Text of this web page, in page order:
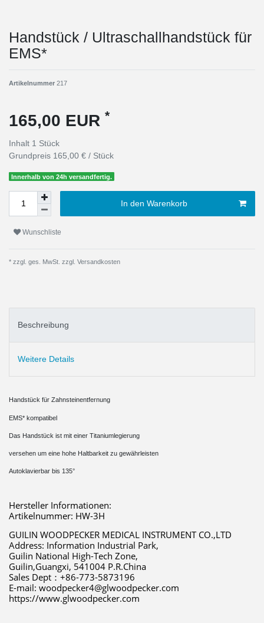
Handstück / Ultraschallhandstück für
EMS*
Artikelnummer 217
165,00 EUR *
Inhalt 1 Stück
Grundpreis 165,00 € / Stück
Innerhalb von 24h versandfertig.
In den Warenkorb
Wunschliste
* zzgl. ges. MwSt. zzgl. Versandkosten
Beschreibung
Weitere Details
Handstück für Zahnsteinentfernung
EMS* kompatibel
Das Handstück ist mit einer Titaniumlegierung
versehen um eine hohe Haltbarkeit zu gewährleisten
Autoklavierbar bis 135°
Hersteller Informationen:
Artikelnummer: HW-3H
GUILIN WOODPECKER MEDICAL INSTRUMENT CO.,LTD
Address: Information Industrial Park,
Guilin National High-Tech Zone,
Guilin,Guangxi, 541004 P.R.China
Sales Dept：+86-773-5873196
E-mail: woodpecker4@glwoodpecker.com
https://www.glwoodpecker.com